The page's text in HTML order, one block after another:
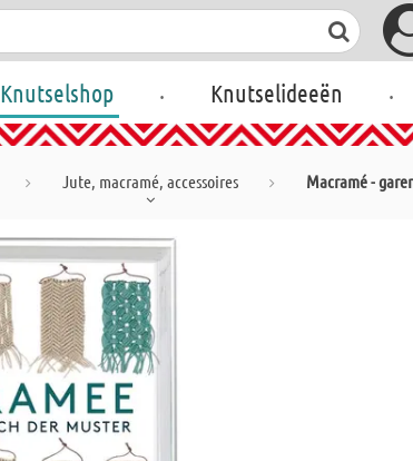
Knutselshop . Knutselideeën .
Jute, macramé, accessoires Macramé -